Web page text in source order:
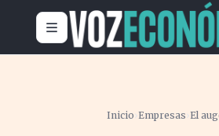
Inicio ›Empresas ›El